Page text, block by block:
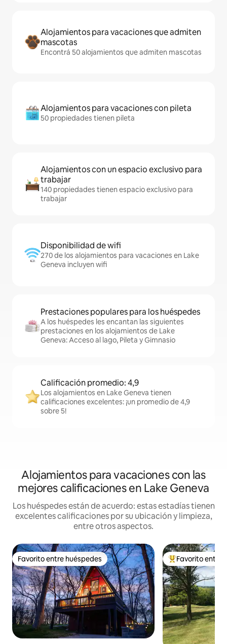
Alojamientos para vacaciones que admiten
mascotas
Encontrá 50 alojamientos que admiten mascotas
Alojamientos para vacaciones con pileta
50 propiedades tienen pileta
Alojamientos con un espacio exclusivo para
trabajar
140 propiedades tienen espacio exclusivo para
trabajar
Disponibilidad de wifi
270 de los alojamientos para vacaciones en Lake
Geneva incluyen wifi
Prestaciones populares para los huéspedes
A los huéspedes les encantan las siguientes
prestaciones en los alojamientos de Lake
Geneva: Acceso al lago, Pileta y Gimnasio
Calificación promedio: 4,9
Los alojamientos en Lake Geneva tienen
calificaciones excelentes: ¡un promedio de 4,9
sobre 5!
Alojamientos para vacaciones con las
mejores calificaciones en Lake Geneva
Los huéspedes están de acuerdo: estas estadías tienen
excelentes calificaciones por su ubicación y limpieza,
entre otros aspectos.
Favorito entre huéspedes
Favorito entre huéspedes Favorito entre
Favorito entre